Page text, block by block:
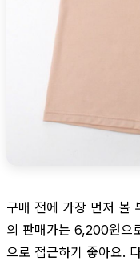
구매 전에 가장 먼저 볼
의 판매가는 6,200원으
으로 접근하기 좋아요.